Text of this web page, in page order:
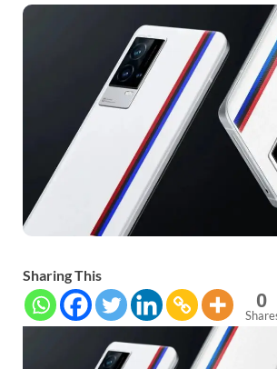
Sharing This
0